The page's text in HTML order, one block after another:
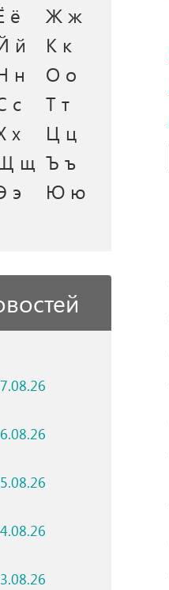
ё
Ж ж
й
К к
н
О о
с
Т т
х
Ц ц
щ Ъ ъ
э
Ю ю